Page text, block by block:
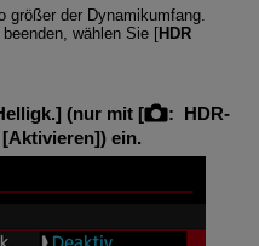
größer der Dynamikumfang.
wählen Sie [HDR
] (nur mit [ : HDR-
Aktivieren]) ein.